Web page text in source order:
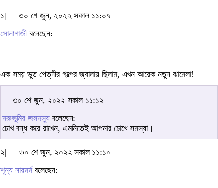
১|
৩০ শে জুন, ২০২২ সকাল ১১:০৭
সোনাগাজীবলেছেন:
এক সময় ভুত পেত্নীর গল্পের জ্বালায় ছিলাম, এখন আরেক নতুন ঝামেলা!
৩০ শে জুন, ২০২২ সকাল ১১:১২
মরুভূমির জলদস্যু বলেছেন:
চোখ বন্ধ করে রাখেন, এমনিতেই আপনার চোখে সমস্যা।
২|
৩০ শে জুন, ২০২২ সকাল ১১:১০
শূন্য সারমর্মবলেছেন: